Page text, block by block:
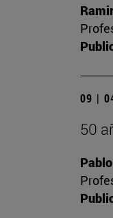
09 |
50